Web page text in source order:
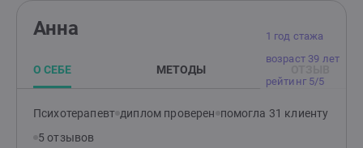
1 год стажа
возраст 39 лет
рейтинг 5/5
Анна
О СЕБЕ МЕТОДЫ
Психотерапевт диплом проверен помогла 31 клиенту
5 отзывов